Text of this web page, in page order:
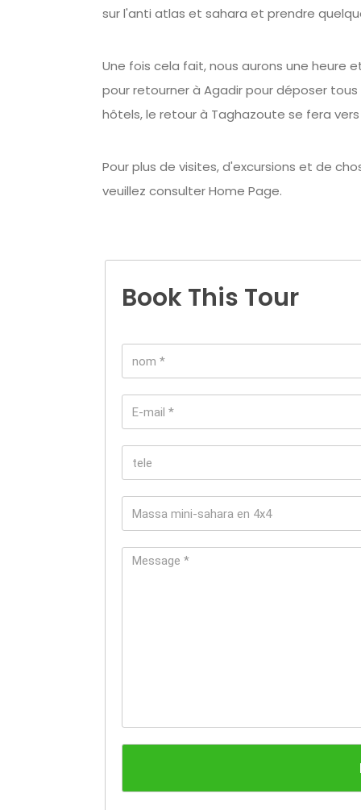
sur l'anti atlas et sahara et prendre
Une fois cela fait, nous aurons une heure
pour retourner à Agadir pour déposer tous
hôtels, le retour à Taghazoute se fera vers
Pour plus de visites, d'excursions et de
veuillez consulter Home Page.
Book This Tour